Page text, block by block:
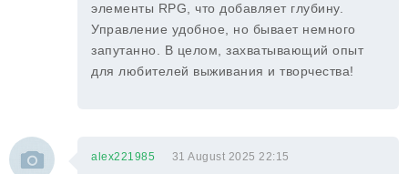
элементы RPG, что добавляет глубину.
Управление удобное, но бывает немного
запутанно. В целом, захватывающий опыт
для любителей выживания и творчества!
alex221985 31 August 2025 22:15